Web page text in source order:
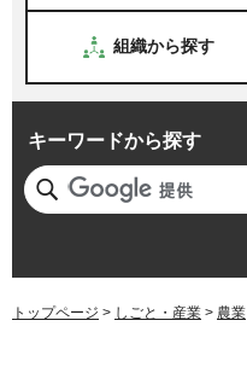
組織から探す
キーワードから探す
トップページ > しごと・産業 > 農業